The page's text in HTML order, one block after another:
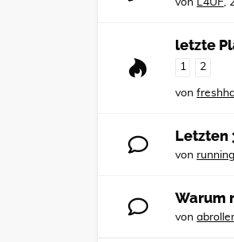
von L4UF,
letzte
1 2
von
Letzten
von
Warum
von abroller